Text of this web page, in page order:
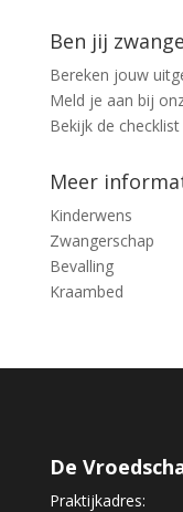
Ben jij
Bereken jouw
Meld je aan bij
Bekijk de checklist
Meer
Kinderwens
Zwangerschap
Bevalling
Kraambed
De
Praktijkadres: